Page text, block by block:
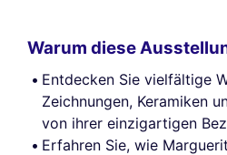
Warum diese
Entdecken Sie vielfältige
Zeichnungen, Keramiken
von ihrer einzigartigen
Erfahren Sie, wie